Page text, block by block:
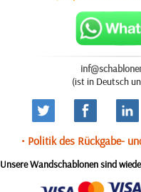
(ist in Deutsch
• Politik des Rückgabe-
Unsere Wandschablonen sind